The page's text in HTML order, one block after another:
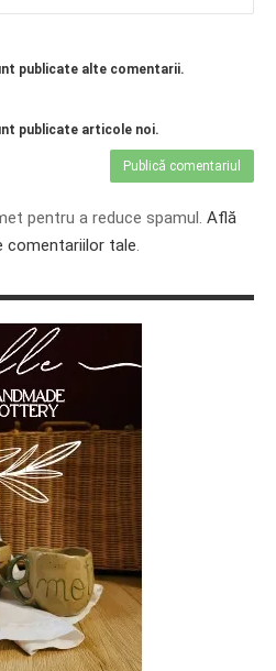
publicate alte comentarii.
publicate articole noi.
pentru a reduce spamul. Află
comentariilor tale.